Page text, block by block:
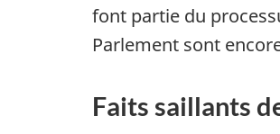
font partie du
Parlement sont
Faits saillants